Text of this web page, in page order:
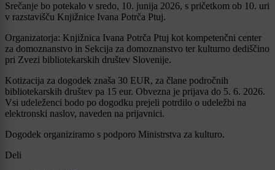
Srečanje bo potekalo v sredo, 10. junija 2026, s pričetkom ob 10. uri
v razstavišču Knjižnice Ivana Potrča Ptuj.
Organizatorja: Knjižnica Ivana Potrča Ptuj kot kompetenčni center
za domoznanstvo in Sekcija za domoznanstvo ter kulturno dediščino
pri Zvezi bibliotekarskih društev Slovenije.
Kotizacija za dogodek znaša 30 EUR, za člane področnih
bibliotekarskih društev pa 15 eur. Obvezna je prijava do 5. 6. 2026.
Vsi udeleženci bodo po dogodku prejeli potrdilo o udeležbi na
elektronski naslov, naveden na prijavnici.
Dogodek organiziramo s podporo Ministrstva za kulturo.
Deli